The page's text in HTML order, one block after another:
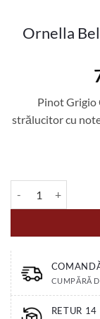
Ornella
Pinot Grigio
strălucitor cu
CUMPĂRĂ
RETUR 14